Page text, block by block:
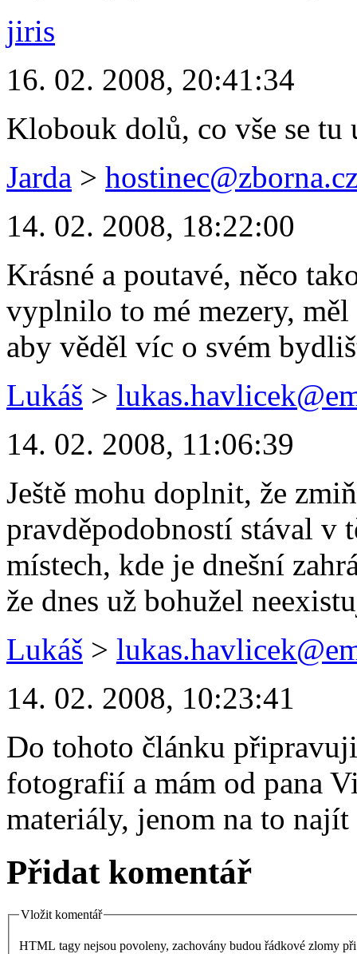
jiris
16. 02. 2008, 20:41:34
Klobouk dolů, co vše se tu
Jarda >
14. 02. 2008, 18:22:00
Krásné a poutavé, něco
vyplnilo to mé mezery,
aby věděl víc o svém
Lukáš >
14. 02. 2008, 11:06:39
Ještě mohu doplnit, že
pravděpodobností stával v
místech, kde je dnešní
že dnes už bohužel
Lukáš >
14. 02. 2008, 10:23:41
Do tohoto článku
fotografií a mám od pana
materiály, jenom na to
Přidat komentář
Vložit komentář
HTML tagy nejsou povoleny, zachovány budou řádkové zlomy